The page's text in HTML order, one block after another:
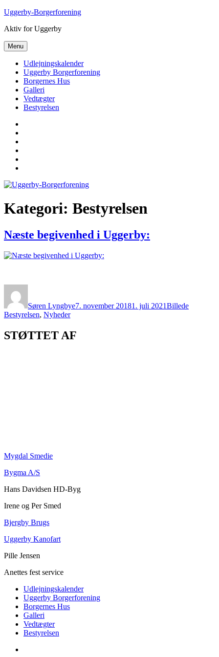
Videre
indhold
Uggerby-Borgerforening
Aktiv for Uggerby
Menu
Udlejningskalender
Uggerby Borgerforening
Borgernes Hus
Galleri
Vedtægter
Bestyrelsen
Kategori: Bestyrelsen
Næste begivenhed i Uggerby:
Søren Lyngbye7. november 20181. juli 2021Billede
Bestyrelsen, Nyheder
STØTTET AF
Mygdal Smedie
Bygma A/S
Hans Davidsen HD-Byg
Irene og Per Smed
Bjergby Brugs
Uggerby Kanofart
Pille Jensen
Anettes fest service
Udlejningskalender
Uggerby Borgerforening
Borgernes Hus
Galleri
Vedtægter
Bestyrelsen